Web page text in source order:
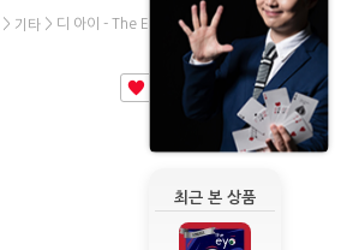
최근 본 상품
> 기타 > 디 아이 - The Eye